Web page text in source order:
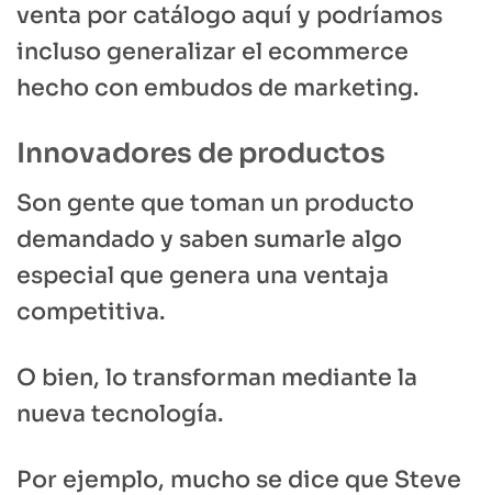
venta por catálogo aquí y podríamos
incluso generalizar el ecommerce
hecho con embudos de marketing.
Innovadores de productos
Son gente que toman un producto
demandado y saben sumarle algo
especial que genera una ventaja
competitiva.
O bien, lo transforman mediante la
nueva tecnología.
Por ejemplo, mucho se dice que Steve